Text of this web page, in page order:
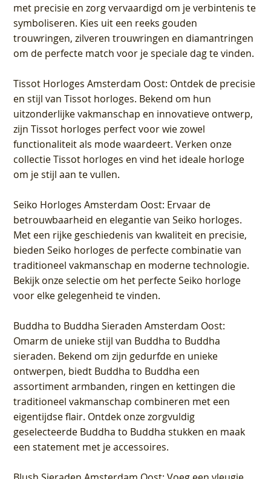
met precisie en zorg vervaardigd om je verbintenis te
symboliseren. Kies uit een reeks gouden
trouwringen, zilveren trouwringen en diamantringen
om de perfecte match voor je speciale dag te vinden.
Tissot Horloges Amsterdam Oost: Ontdek de precisie
en stijl van Tissot horloges. Bekend om hun
uitzonderlijke vakmanschap en innovatieve ontwerp,
zijn Tissot horloges perfect voor wie zowel
functionaliteit als mode waardeert. Verken onze
collectie Tissot horloges en vind het ideale horloge
om je stijl aan te vullen.
Seiko Horloges Amsterdam Oost: Ervaar de
betrouwbaarheid en elegantie van Seiko horloges.
Met een rijke geschiedenis van kwaliteit en precisie,
bieden Seiko horloges de perfecte combinatie van
traditioneel vakmanschap en moderne technologie.
Bekijk onze selectie om het perfecte Seiko horloge
voor elke gelegenheid te vinden.
Buddha to Buddha Sieraden Amsterdam Oost:
Omarm de unieke stijl van Buddha to Buddha
sieraden. Bekend om zijn gedurfde en unieke
ontwerpen, biedt Buddha to Buddha een
assortiment armbanden, ringen en kettingen die
traditioneel vakmanschap combineren met een
eigentijdse flair. Ontdek onze zorgvuldig
geselecteerde Buddha to Buddha stukken en maak
een statement met je accessoires.